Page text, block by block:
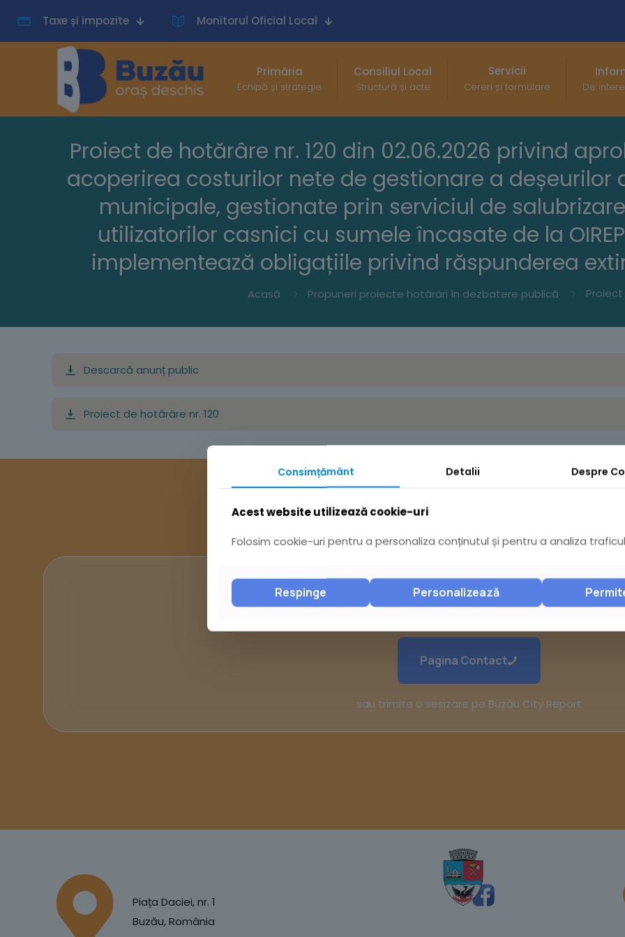
Taxe și impozite Monitorul Oficial Local
Primăria
Echipă și strategie
Consiliul Local
Structură și acte
Servicii
Cereri și formulare De
Proiect de hotărâre nr. 120 din 02.06.2026 privind
acoperirea costurilor nete de gestionare a deșeurilor
municipale, gestionate prin serviciul de
utilizatorilor casnici cu sumele încasate de la
implementează obligațiile privind răspunderea
Acasă Propuneri proiecte hotărâri în dezbatere publică
Descarcă anunț public
Proiect de hotărâre nr. 120
Ai întrebări?
Pagina Contact
sau trimite o sesizare pe Buzău City Report
Piața Daciei, nr. 1
Buzău, România
Consimțământ Detalii Despre
Acest website utilizează cookie-uri
Folosim cookie-uri pentru a personaliza conținutul și pentru a analiza
Respinge Personalizează